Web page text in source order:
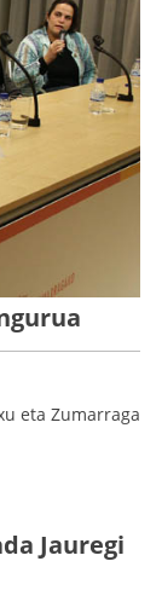
eta Zumarraga
Jauregi